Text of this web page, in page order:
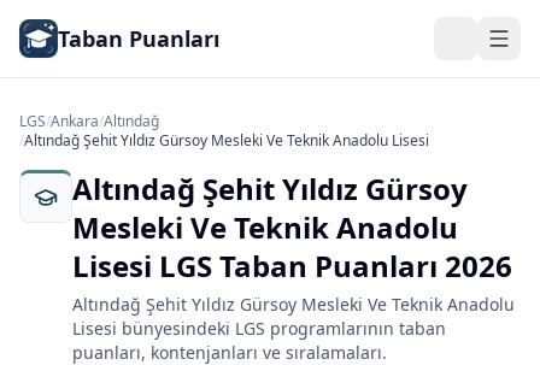
Taban Puanları
LGS/Ankara/Altındağ
/Altındağ Şehit Yıldız Gürsoy Mesleki Ve Teknik Anadolu Lisesi
Altındağ Şehit Yıldız Gürsoy
Mesleki Ve Teknik Anadolu
Lisesi LGS Taban Puanları 2026
Altındağ Şehit Yıldız Gürsoy Mesleki Ve Teknik Anadolu
Lisesi bünyesindeki LGS programlarının taban
puanları, kontenjanları ve sıralamaları.